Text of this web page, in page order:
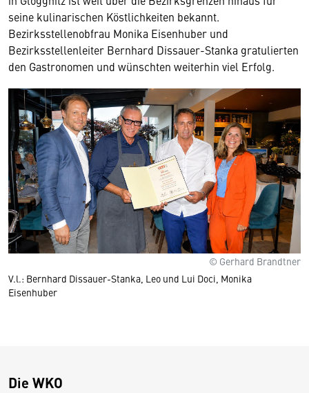
seine kulinarischen Köstlichkeiten bekannt.
Bezirksstellenobfrau Monika Eisenhuber und
Bezirksstellenleiter Bernhard Dissauer-Stanka gratulierten
den Gastronomen und wünschten weiterhin viel Erfolg.
© Gerhard Brandtner
V.l.: Bernhard Dissauer-Stanka, Leo und Lui Doci, Monika
Eisenhuber
Die WKO